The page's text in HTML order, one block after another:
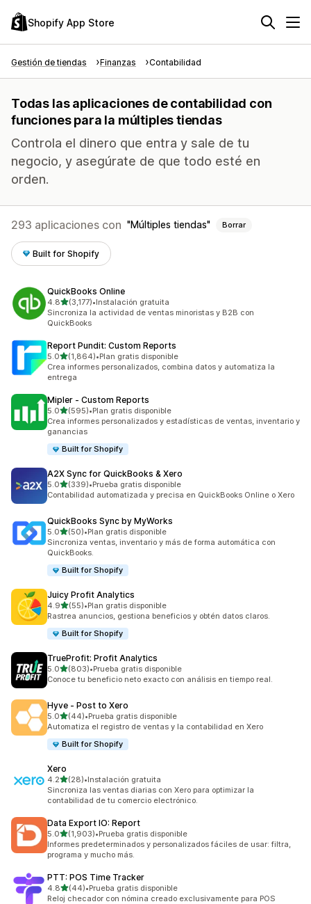
Shopify App Store
Gestión de tiendas Finanzas Contabilidad
Todas las aplicaciones de contabilidad con
funciones para la múltiples tiendas
Controla el dinero que entra y sale de tu
negocio, y asegúrate de que todo esté en
orden.
293 aplicaciones con Múltiples tiendas Borrar
Built for Shopify
QuickBooks Online
4.8de 5 estrellas
(3,177)
3177 reseñas en total
•Instalación gratuita
Sincroniza la actividad de ventas minoristas y B2B con
QuickBooks
Report Pundit: Custom Reports
5.0de 5 estrellas
(1,864)
1864 reseñas en total
•Plan gratis disponible
Crea informes personalizados, combina datos y automatiza la
entrega
Mipler ‑ Custom Reports
5.0de 5 estrellas
(595)
595 reseñas en total
•Plan gratis disponible
Crea informes personalizados y estadísticas de ventas, inventario y
ganancias
Built for Shopify
A2X Sync for QuickBooks & Xero
5.0de 5 estrellas
(339)
339 reseñas en total
•Prueba gratis disponible
Contabilidad automatizada y precisa en QuickBooks Online o Xero
QuickBooks Sync by MyWorks
5.0de 5 estrellas
(50)
50 reseñas en total
•Plan gratis disponible
Sincroniza ventas, inventario y más de forma automática con
QuickBooks.
Built for Shopify
Juicy Profit Analytics
4.9de 5 estrellas
(55)
55 reseñas en total
•Plan gratis disponible
Rastrea anuncios, gestiona beneficios y obtén datos claros.
Built for Shopify
TrueProfit: Profit Analytics
5.0de 5 estrellas
(803)
803 reseñas en total
•Prueba gratis disponible
Conoce tu beneficio neto exacto con análisis en tiempo real.
Hyve ‑ Post to Xero
5.0de 5 estrellas
(44)
44 reseñas en total
•Prueba gratis disponible
Automatiza el registro de ventas y la contabilidad en Xero
Built for Shopify
Xero
4.2de 5 estrellas
(28)
28 reseñas en total
•Instalación gratuita
Sincroniza las ventas diarias con Xero para optimizar la
contabilidad de tu comercio electrónico.
Data Export IO: Report
5.0de 5 estrellas
(1,903)
1903 reseñas en total
•Prueba gratis disponible
Informes predeterminados y personalizados fáciles de usar: filtra,
programa y mucho más.
PTT: POS Time Tracker
4.8de 5 estrellas
(44)
44 reseñas en total
•Prueba gratis disponible
Reloj checador con nómina creado exclusivamente para POS